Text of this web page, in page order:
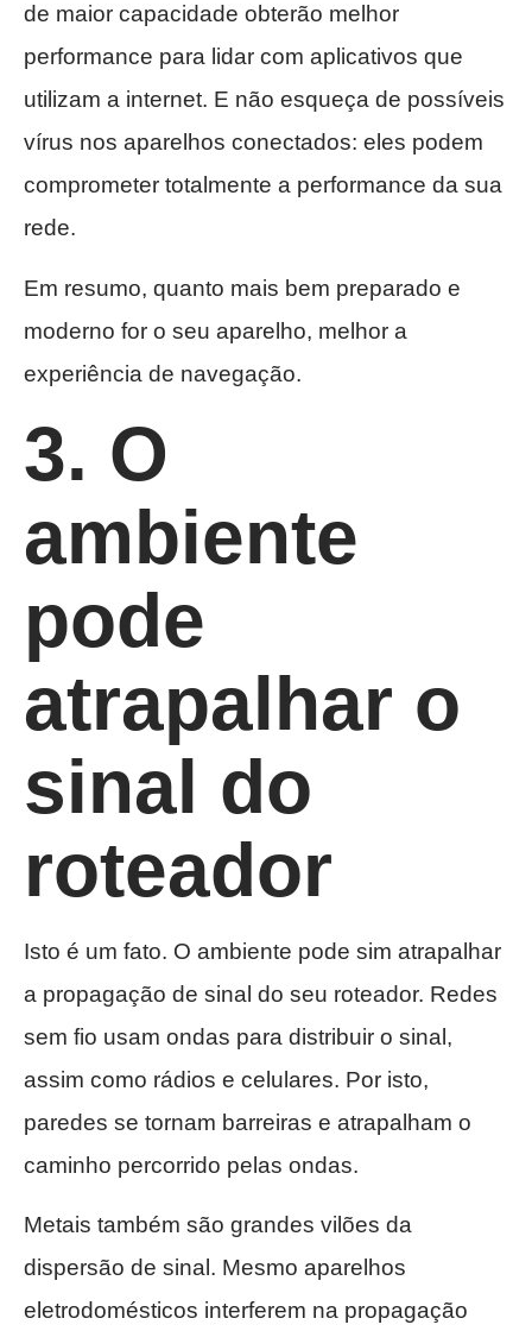
de maior capacidade obterão melhor
performance para lidar com aplicativos que
utilizam a internet. E não esqueça de possíveis
vírus nos aparelhos conectados: eles podem
comprometer totalmente a performance da sua
rede.
Em resumo, quanto mais bem preparado e
moderno for o seu aparelho, melhor a
experiência de navegação.
3. O
ambiente
pode
atrapalhar o
sinal do
roteador
Isto é um fato. O ambiente pode sim atrapalhar
a propagação de sinal do seu roteador. Redes
sem fio usam ondas para distribuir o sinal,
assim como rádios e celulares. Por isto,
paredes se tornam barreiras e atrapalham o
caminho percorrido pelas ondas.
Metais também são grandes vilões da
dispersão de sinal. Mesmo aparelhos
eletrodomésticos interferem na propagação